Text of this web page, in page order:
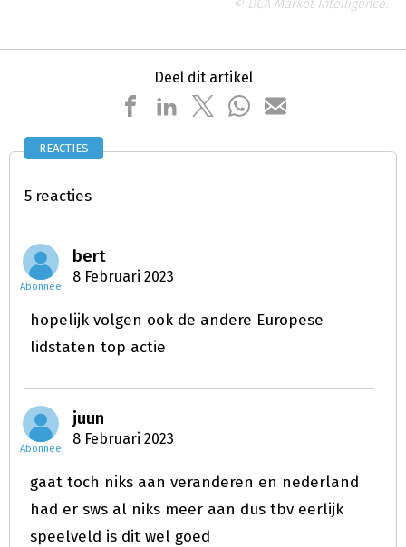
© DCA Market Intelligence.
Deel dit artikel
REACTIES
5 reacties
Abonnee
bert
8 Februari 2023
hopelijk volgen ook de andere Europese
lidstaten top actie
Abonnee
juun
8 Februari 2023
gaat toch niks aan veranderen en nederland
had er sws al niks meer aan dus tbv eerlijk
speelveld is dit wel goed